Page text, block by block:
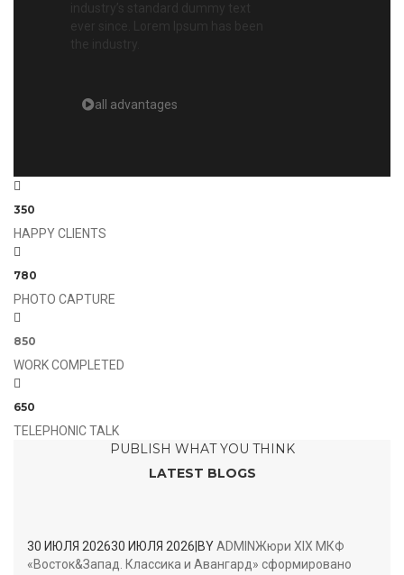
industry’s standard dummy text
ever since. Lorem Ipsum has been
the industry.
all advantages
350
HAPPY CLIENTS
780
PHOTO CAPTURE
850
WORK COMPLETED
650
TELEPHONIC TALK
PUBLISH WHAT YOU THINK
LATEST BLOGS
30 ИЮЛЯ 202630 ИЮЛЯ 2026|BYADMINЖюри XIX МКФ
«Восток&Запад. Классика и Авангард» сформировано